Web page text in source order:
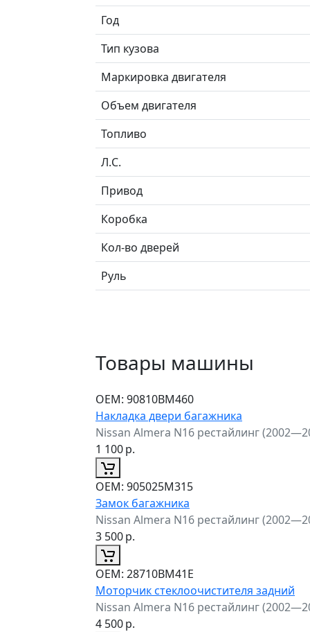
Год
Тип кузова
Маркировка двигателя
Объем двигателя
Топливо
Л.C.
Привод
Коробка
Кол-во дверей
Руль
Товары машины
ОЕМ: 90810BM460
Накладка двери багажника
Nissan Almera N16 рестайлинг
1 100р.
ОЕМ: 905025M315
Замок багажника
Nissan Almera N16 рестайлинг
3 500р.
ОЕМ: 28710BM41E
Моторчик стеклоочистителя задний
Nissan Almera N16 рестайлинг
4 500р.